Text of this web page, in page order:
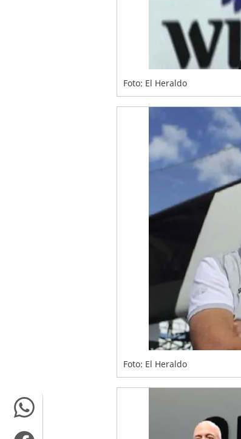
Foto: El Heraldo
Foto: El Heraldo